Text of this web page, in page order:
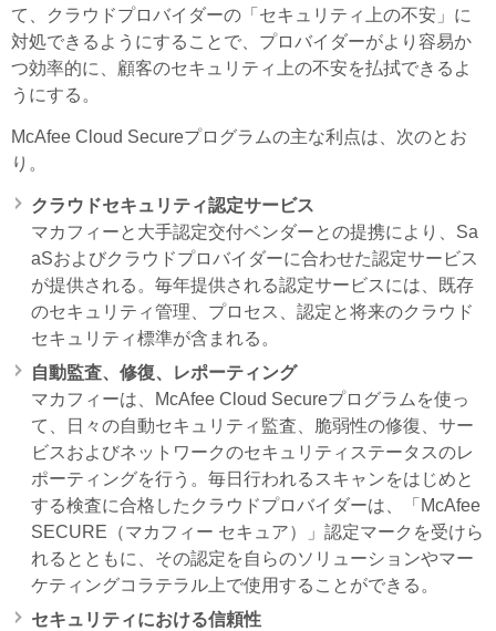
て、クラウドプロバイダーの「セキュリティ上の不安」に
対処できるようにすることで、プロバイダーがより容易か
つ効率的に、顧客のセキュリティ上の不安を払拭できるよ
うにする。
McAfee Cloud Secureプログラムの主な利点は、次のとお
り。
クラウドセキュリティ認定サービス
マカフィーと大手認定交付ベンダーとの提携により、Sa
aSおよびクラウドプロバイダーに合わせた認定サービス
が提供される。毎年提供される認定サービスには、既存
のセキュリティ管理、プロセス、認定と将来のクラウド
セキュリティ標準が含まれる。
自動監査、修復、レポーティング
マカフィーは、McAfee Cloud Secureプログラムを使っ
て、日々の自動セキュリティ監査、脆弱性の修復、サー
ビスおよびネットワークのセキュリティステータスのレ
ポーティングを行う。毎日行われるスキャンをはじめと
する検査に合格したクラウドプロバイダーは、「McAfee
SECURE（マカフィー セキュア）」認定マークを受けら
れるとともに、その認定を自らのソリューションやマー
ケティングコラテラル上で使用することができる。
セキュリティにおける信頼性